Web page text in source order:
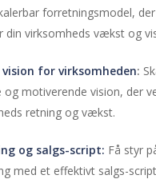
forretningsmodel, der
din virksomheds vækst og
for virksomheden:
og motiverende vision, der
retning og vækst.
og salgs-script: Få styr
med et effektivt salgs-